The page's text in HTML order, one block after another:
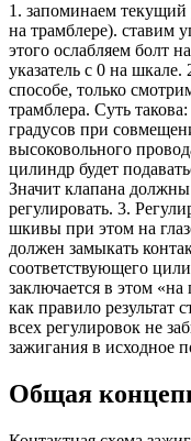
1. запоминаем
на трамблере). ставим
этого ослабляем болт
указатель с 0 на шкале.
способе, только
трамблера. Суть
градусов при
высоковольного
цилиндр будет
Значит клапана
регулировать. 3.
шкивы при этом на
должен замыкать
соответствующего
заключается в этом
как правило результат
всех регулировок не
зажигания в исходное
Общая